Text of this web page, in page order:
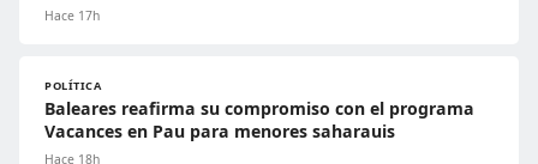
Hace 17h
POLÍTICA
Baleares reafirma su compromiso con el programa
Vacances en Pau para menores saharauis
Hace 18h